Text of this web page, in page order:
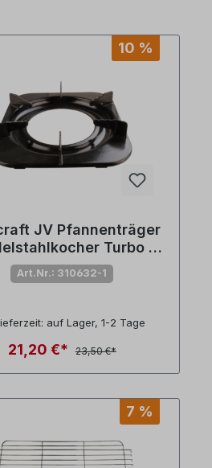
10 %
JV Pfannenträger
Turbo 3-
(Nr.805191)
Art.Nr.: 310632-1
auf Lager, 1-2 Tage
21,20 €* 23,50 €*
7 %